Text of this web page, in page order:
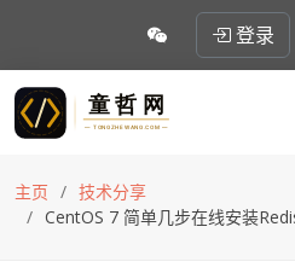
登录
主页
技术分享
CentOS 7 简单几步在线安装